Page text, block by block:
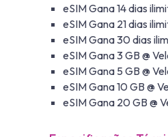
eSIM Gana 14 dias
eSIM Gana 21 dias
eSIM Gana 30 dias
eSIM Gana 3 GB @
eSIM Gana 5 GB @
eSIM Gana 10 GB @
eSIM Gana 20 GB @